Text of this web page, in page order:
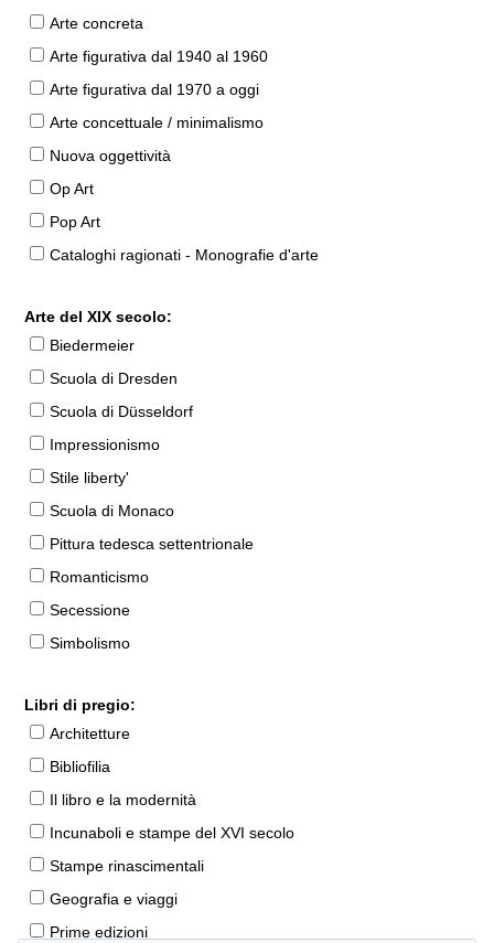
Arte concreta
Arte figurativa dal 1940 al 1960
Arte figurativa dal 1970 a oggi
Arte concettuale / minimalismo
Nuova oggettività
Op Art
Pop Art
Cataloghi ragionati - Monografie d'arte
Arte del XIX secolo:
Biedermeier
Scuola di Dresden
Scuola di Düsseldorf
Impressionismo
Stile liberty'
Scuola di Monaco
Pittura tedesca settentrionale
Romanticismo
Secessione
Simbolismo
Libri di pregio:
Architetture
Bibliofilia
Il libro e la modernità
Incunaboli e stampe del XVI secolo
Stampe rinascimentali
Geografia e viaggi
Prime edizioni